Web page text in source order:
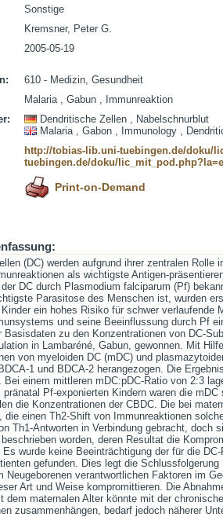
Sonstige
Kremsner, Peter G.
2005-05-19
610 - Medizin, Gesundheit
Malaria , Gabun , Immunreaktion
Dendritische Zellen , Nabelschnurblut
Malaria , Gabon , Immunology ,
http://tobias-lib.uni-tuebingen.de/doku/
tuebingen.de/doku/
Print-on-Demand
(DC) werden aufgrund ihrer zentralen Rolle
als wichtigste Antigen-
DC durch Plasmodium falciparum (Pf)
Parasitose des Menschen ist, wurden
ein hohes Risiko für schwer verlaufende
und seine Beeinflussung durch Pf
Basisdaten zu den Konzentrationen von DC-
in Lambaréné, Gabun, gewonnen. Mit
von myeloiden DC (mDC) und
1 und BDCA-2 herangezogen. Die
Bei einem mittleren mDC:pDC-Ratio von 2:3
Pf-exponierten Kindern waren die
die Konzentrationen der CBDC. Die bei
die einen Th2-Shift von Immunreaktionen
Th1-Antworten in Verbindung gebracht, doch
worden, deren Resultat die
wurde keine Beeinträchtigung der für die
gefunden. Dies legt die
Neugeborenen verantwortlichen Faktoren im
Art und Weise kompromittieren. Die
dem maternalen Alter könnte mit der
zusammenhängen, bedarf jedoch näherer